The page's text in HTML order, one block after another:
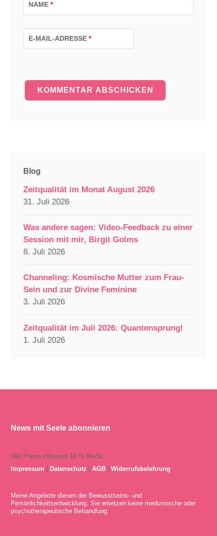
NAME*
E-MAIL-ADRESSE*
Blog
Zeitqualität im Monat August 2026
31. Juli 2026
Was andere sagen: Video-Feedback zu einer
Session mit mir, Birgit Golms
8. Juli 2026
Channeling: Kosmische Mutter zum Frau-
Sein und zur Divine Feminine
3. Juli 2026
Zeitqualität im Juli 2026: Quantensprung!
1. Juli 2026
News mit Seele abonnieren
Alle Preise inklusive 19 % MwSt.
Impressum
Datenschutz |AGB |Widerrufsbelehrung
Meine Angebote dienen der Bewusstseins- und
Persönlichkeitsentwicklung. Sie ersetzen keine medizinische oder
psychotherapeutische Behandlung.